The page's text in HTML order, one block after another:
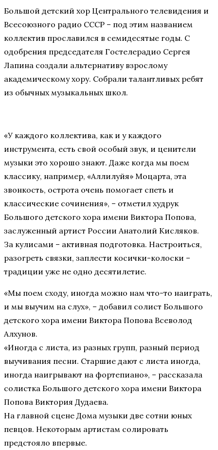
Большой детский хор Центрального телевидения и
Всесоюзного радио СССР – под этим названием
коллектив прославился в семидесятые годы. С
одобрения председателя Гостелерадио Сергея
Лапина создали альтернативу взрослому
академическому хору. Собрали талантливых ребят
из обычных музыкальных школ.
«У каждого коллектива, как и у каждого
инструмента, есть свой особый звук, и ценители
музыки это хорошо знают. Даже когда мы поем
классику, например, «Аллилуйя» Моцарта, эта
звонкость, острота очень помогает спеть и
классические сочинения», – отметил худрук
Большого детского хора имени Виктора Попова,
заслуженный артист России Анатолий Кисляков.
За кулисами – активная подготовка. Настроиться,
разогреть связки, заплести косички-колоски –
традиции уже не одно десятилетие.
«Мы поем сходу, иногда можно нам что-то наиграть,
и мы выучим на слух», – добавил солист Большого
детского хора имени Виктора Попова Всеволод
Алхунов.
«Иногда с листа, из разных групп, разный период
выучивания песни. Старшие дают с листа иногда,
иногда наигрывают на фортепиано», – рассказала
солистка Большого детского хора имени Виктора
Попова Виктория Дудаева.
На главной сцене Дома музыки две сотни юных
певцов. Некоторым артистам солировать
предстояло впервые.